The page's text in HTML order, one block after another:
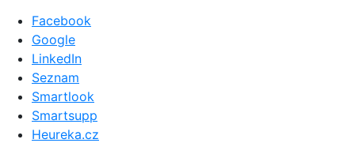
Facebook
Google
LinkedIn
Seznam
Smartlook
Smartsupp
Heureka.cz